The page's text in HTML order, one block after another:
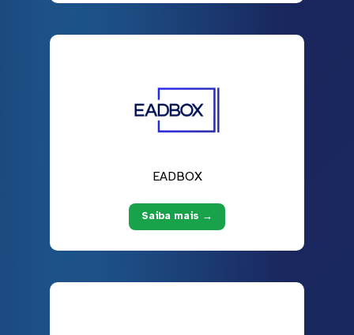
EADBOX
Saiba mais →